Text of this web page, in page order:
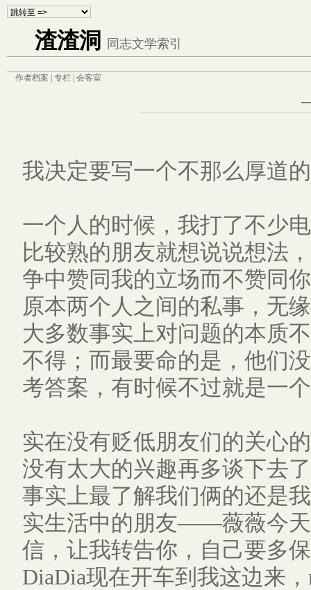
渣渣洞 同志文学索引
作者档案 | 专栏 | 会客室
我决定要写一个不那么厚道
一个人的时候，我打了不少
比较熟的朋友就想说说想法
争中赞同我的立场而不赞同
原本两个人之间的私事，无
大多数事实上对问题的本质
不得；而最要命的是，他们
考答案，有时候不过就是一
实在没有贬低朋友们的关心
没有太大的兴趣再多谈下去
事实上最了解我们俩的还是
实生活中的朋友——薇薇今
信，让我转告你，自己要多
DiaDia现在开车到我这边来